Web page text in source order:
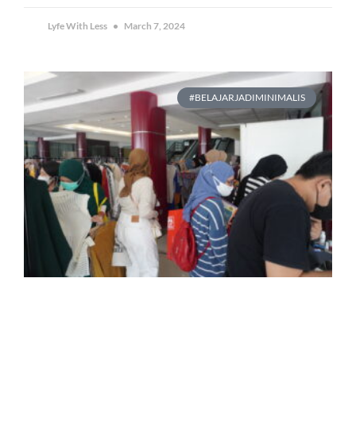
Lyfe With Less March 7, 2024
#BELAJARJADIMINIMALIS